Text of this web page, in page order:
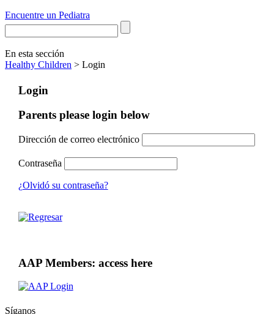
Encuentre un Pediatra
En esta sección
Healthy Children > Login
Login
Parents please login below
Dirección de correo electrónico
Contraseña
¿Olvidó su contraseña?
AAP Members: access here
Síganos